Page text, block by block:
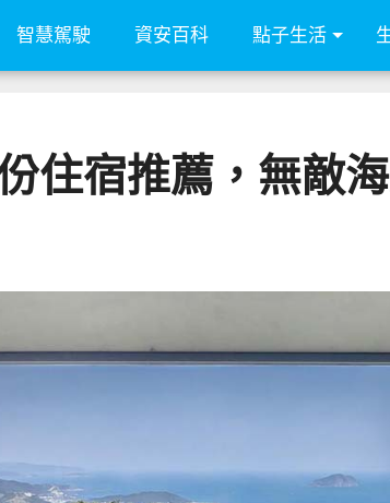
智慧駕駛 資安百科 點子生活
住宿推薦，無敵